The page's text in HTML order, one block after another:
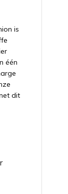
is
één
dit